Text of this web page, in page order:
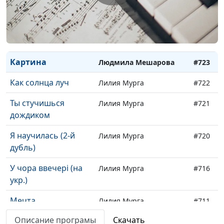
рук
Вот я снова пред
Тобою
Людмила Мешарова #724
Картина Людмила Мешарова #723
Как солнца луч Лилия Мурга #722
Ты стучишься
дождиком
Лилия Мурга #721
Я научилась (2-й
дубль)
Лилия Мурга #720
У чора ввечерi (на
укр.)
Лилия Мурга #716
Мечта Лилия Мурга #711
Небо голубое (2-й
Лилия Мурга
Описание програмы Скачать